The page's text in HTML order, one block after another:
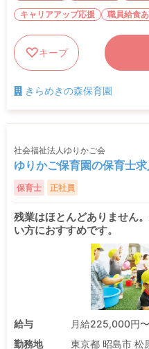
キャリアアップ応援
職員給食
キープ
きらめきの森保育園
社会福祉法人ゆりかご会
ゆりかご保育園の保育士求
保育士 正社員
残業はほとんどありません
い方におすすめです。
給与
月給225,000円〜
勤務地
東京都 昭島市 松